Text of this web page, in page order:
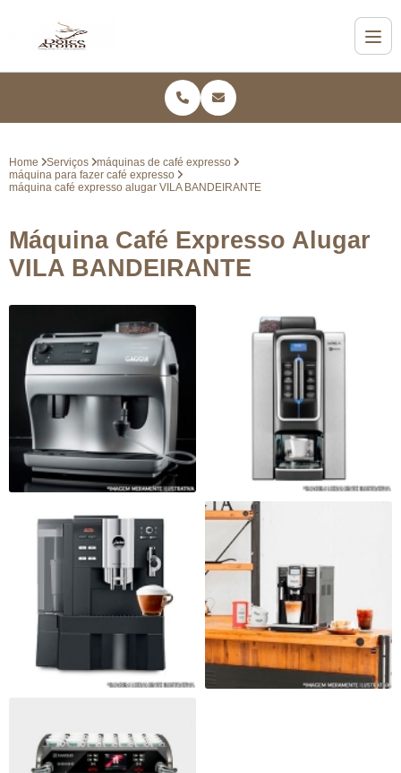
Home Serviços
máquinas de café expresso
máquina para fazer café expresso
máquina café expresso alugar VILA BANDEIRANTE
Máquina Café Expresso Alugar
VILA BANDEIRANTE